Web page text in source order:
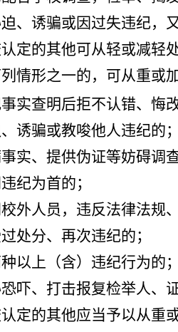
迫、诱骗或因过失违纪，
认定的其他可从轻或减轻
情形之一的，可从重或
事实查明后拒不认错、悔改
、诱骗或教唆他人违纪的；
事实、提供伪证等妨碍调
纪为首的；
校外人员，违反法律法规
处分、再次违纪的；
种以上（含）违纪行为的；
恐吓、打击报复检举人、
认定的其他应当予以从重